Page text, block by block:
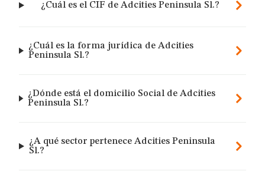
¿Cuál es el CIF de Adcities Peninsula Sl.?
¿Cuál es la forma jurídica de Adcities
Peninsula Sl.?
¿Dónde está el domicilio Social de Adcities
Peninsula Sl.?
¿A qué sector pertenece Adcities Peninsula
Sl.?